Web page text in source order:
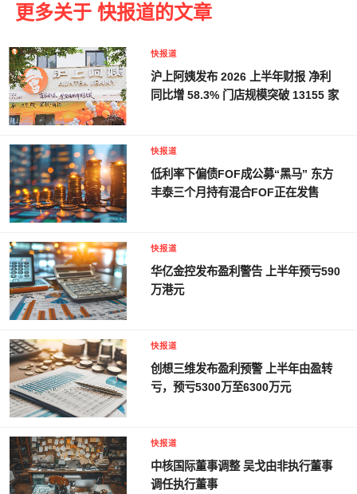
更多关于 快报道的文章
快报道
沪上阿姨发布 2026 上半年财报 净利
同比增 58.3% 门店规模突破 13155 家
快报道
低利率下偏债FOF成公募“黑马” 东方
丰泰三个月持有混合FOF正在发售
快报道
华亿金控发布盈利警告 上半年预亏590
万港元
快报道
创想三维发布盈利预警 上半年由盈转
亏，预亏5300万至6300万元
快报道
中核国际董事调整 吴戈由非执行董事
调任执行董事